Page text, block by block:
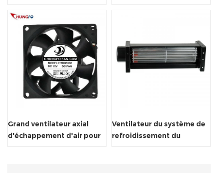
l'armoire à vin
Grand ventilateur axial
d'échappement d'air pour
Ventilateur du système de
refroidissement du